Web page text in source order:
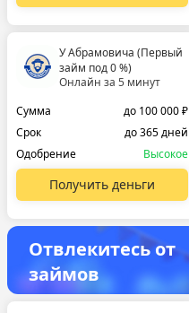
У Абрамовича (Первый
займ под 0 %)
Онлайн за 5 минут
Сумма
до 100 000 ₽
Срок
до 365 дней
Одобрение
Высокое
Получить деньги
Отвлекитесь от
займов